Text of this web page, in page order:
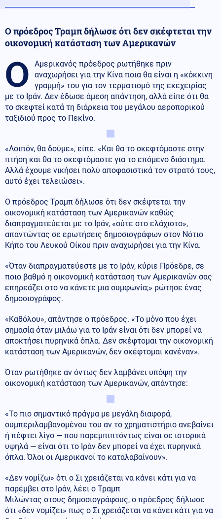
Ο πρόεδρος Τραμπ δήλωσε ότι δεν σκέφτεται την
οικονομική κατάσταση των Αμερικανών
Ο
Αμερικανός πρόεδρος ρωτήθηκε πριν
αναχωρήσει για την Κίνα ποια θα είναι η «κόκκινη
γραμμή» του για τον τερματισμό της εκεχειρίας
με το Ιράν. Δεν έδωσε άμεση απάντηση, αλλά είπε ότι θα
το σκεφτεί κατά τη διάρκεια του μεγάλου αεροπορικού
ταξιδιού προς το Πεκίνο.
«Λοιπόν, θα δούμε», είπε. «Και θα το σκεφτόμαστε στην
πτήση και θα το σκεφτόμαστε για το επόμενο διάστημα.
Αλλά έχουμε νικήσει πολύ αποφασιστικά τον στρατό τους,
αυτό έχει τελειώσει».
Ο πρόεδρος Τραμπ δήλωσε ότι δεν σκέφτεται την
οικονομική κατάσταση των Αμερικανών καθώς
διαπραγματεύεται με το Ιράν, «ούτε στο ελάχιστο»,
απαντώντας σε ερωτήσεις δημοσιογράφων στον Νότιο
Κήπο του Λευκού Οίκου πριν αναχωρήσει για την Κίνα.
«Όταν διαπραγματεύεστε με το Ιράν, κύριε Πρόεδρε, σε
ποιο βαθμό η οικονομική κατάσταση των Αμερικανών σας
επηρεάζει στο να κάνετε μια συμφωνία;» ρώτησε ένας
δημοσιογράφος.
«Καθόλου», απάντησε ο πρόεδρος. «Το μόνο που έχει
σημασία όταν μιλάω για το Ιράν είναι ότι δεν μπορεί να
αποκτήσει πυρηνικά όπλα. Δεν σκέφτομαι την οικονομική
κατάσταση των Αμερικανών, δεν σκέφτομαι κανέναν».
Όταν ρωτήθηκε αν όντως δεν λαμβάνει υπόψη την
οικονομική κατάσταση των Αμερικανών, απάντησε:
«Το πιο σημαντικό πράγμα με μεγάλη διαφορά,
συμπεριλαμβανομένου του αν το χρηματιστήριο ανεβαίνει
ή πέφτει λίγο — που παρεμπιπτόντως είναι σε ιστορικά
υψηλά — είναι ότι το Ιράν δεν μπορεί να έχει πυρηνικά
όπλα. Όλοι οι Αμερικανοί το καταλαβαίνουν».
«Δεν νομίζω» ότι ο Σι χρειάζεται να κάνει κάτι για να
παρέμβει στο Ιράν, λέει ο Τραμπ
Μιλώντας στους δημοσιογράφους, ο πρόεδρος δήλωσε
ότι «δεν νομίζει» πως ο Σι χρειάζεται να κάνει κάτι για να